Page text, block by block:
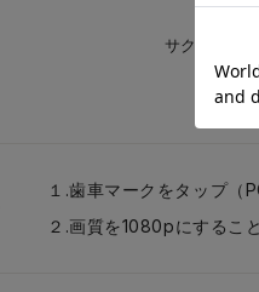
サクラ×ベビ
１.歯車マークをタップ（
２.画質を1080pにするこ